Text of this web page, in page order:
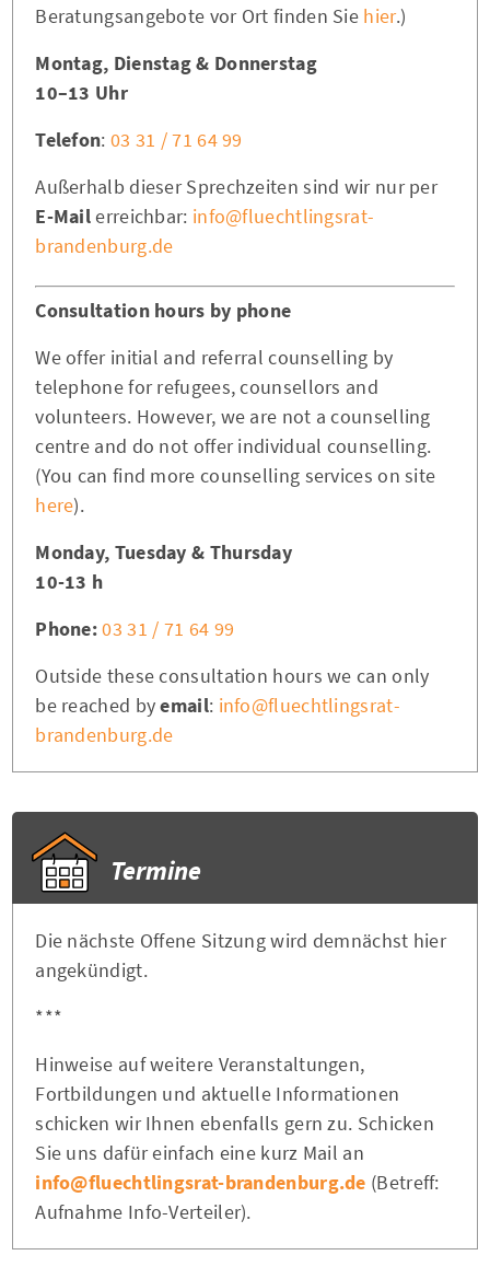
Beratungsangebote vor Ort finden Sie hier.)
Montag, Dienstag & Donnerstag
10–13 Uhr
Telefon: 03 31 / 71 64 99
Außerhalb dieser Sprechzeiten sind wir nur per
E-Mailerreichbar: info@fluechtlingsrat-
brandenburg.de
Consultation hours by phone
We offer initial and referral counselling by
telephone for refugees, counsellors and
volunteers. However, we are not a counselling
centre and do not offer individual counselling.
(You can find more counselling services on site
here).
Monday, Tuesday & Thursday
10-13 h
Phone:03 31 / 71 64 99
Outside these consultation hours we can only
be reached byemail: info@fluechtlingsrat-
brandenburg.de
Termine
Die nächste Offene Sitzung wird demnächst hier
angekündigt.
***
Hinweise auf weitere Veranstaltungen,
Fortbildungen und aktuelle Informationen
schicken wir Ihnen ebenfalls gern zu. Schicken
Sie uns dafür einfach eine kurz Mail an
info@fluechtlingsrat-brandenburg.de (Betreff:
Aufnahme Info-Verteiler).